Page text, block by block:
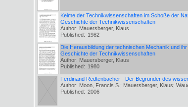
Keime der Technikwissenschaften im Schoße der
Geschichte der Technikwissenschaften
Author: Mauersberger, Klaus
Published: 1982
Die Herausbildung der technischen Mechanik und
Geschichte der Technikwissenschaften
Author: Mauersberger, Klaus
Published: 1980
Ferdinand Redtenbacher - Der Begründer des
Author: Moon, Francis S.; Mauersberger, Klaus;
Published: 2006